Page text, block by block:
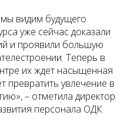
видим будущего
уже сейчас доказали
и проявили большую
Теперь в
их ждет насыщенная
превратить увлечение в
– отметила директор
персонала ОДК